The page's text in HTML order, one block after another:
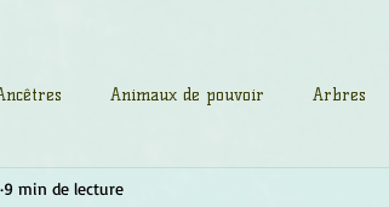
Animaux de pouvoir Arbres
Conscience
9 min de lecture